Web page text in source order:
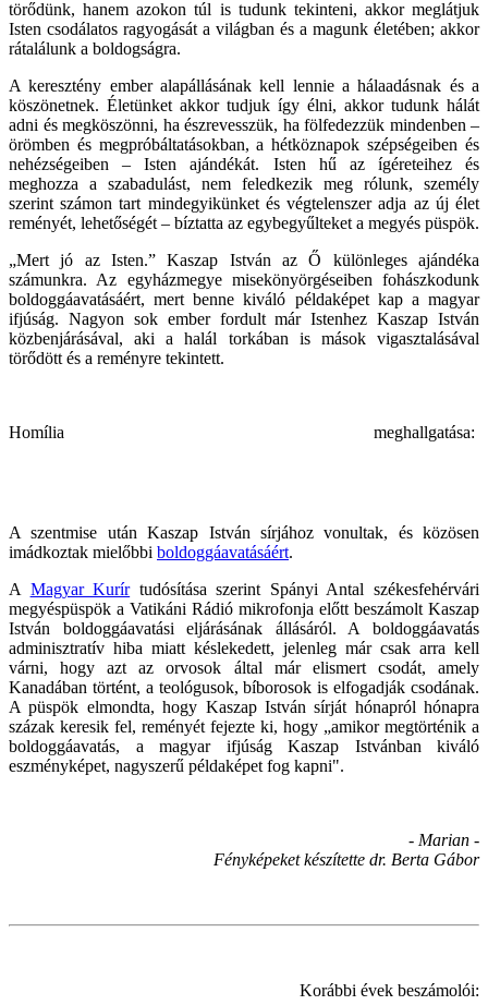
törődünk, hanem azokon túl is tudunk tekinteni, akkor meglátjuk
Isten csodálatos ragyogását a világban és a magunk életében; akkor
rátalálunk a boldogságra.
A keresztény ember alapállásának kell lennie a hálaadásnak és a
köszönetnek. Életünket akkor tudjuk így élni, akkor tudunk hálát
adni és megköszönni, ha észrevesszük, ha fölfedezzük mindenben –
örömben és megpróbáltatásokban, a hétköznapok szépségeiben és
nehézségeiben – Isten ajándékát. Isten hű az ígéreteihez és
meghozza a szabadulást, nem feledkezik meg rólunk, személy
szerint számon tart mindegyikünket és végtelenszer adja az új élet
reményét, lehetőségét – bíztatta az egybegyűlteket a megyés püspök.
„Mert jó az Isten.” Kaszap István az Ő különleges ajándéka
számunkra. Az egyházmegye misekönyörgéseiben fohászkodunk
boldoggáavatásáért, mert benne kiváló példaképet kap a magyar
ifjúság. Nagyon sok ember fordult már Istenhez Kaszap István
közbenjárásával, aki a halál torkában is mások vigasztalásával
törődött és a reményre tekintett.
Homília meghallgatása:
A szentmise után Kaszap István sírjához vonultak, és közösen
imádkoztak mielőbbi boldoggáavatásáért.
A Magyar Kurírtudósítása szerint Spányi Antal székesfehérvári
megyéspüspök a Vatikáni Rádió mikrofonja előtt beszámolt Kaszap
István boldoggáavatási eljárásának állásáról. A boldoggáavatás
adminisztratív hiba miatt késlekedett, jelenleg már csak arra kell
várni, hogy azt az orvosok által már elismert csodát, amely
Kanadában történt, a teológusok, bíborosok is elfogadják csodának.
A püspök elmondta, hogy Kaszap István sírját hónapról hónapra
százak keresik fel, reményét fejezte ki, hogy „amikor megtörténik a
boldoggáavatás, a magyar ifjúság Kaszap Istvánban kiváló
eszményképet, nagyszerű példaképet fog kapni".
- Marian -
Fényképeket készítette dr. Berta Gábor
Korábbi évek beszámolói: